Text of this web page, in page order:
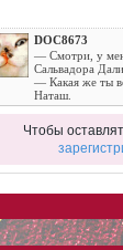
DOC8673
— Смотри, у
Сальвадора
— Какая же ты
Наташ.
DOC8673
- Ну, отдалась…
DOC8673
Чтобы